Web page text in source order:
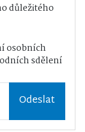
důležitého
osobních
sdělení
Odeslat